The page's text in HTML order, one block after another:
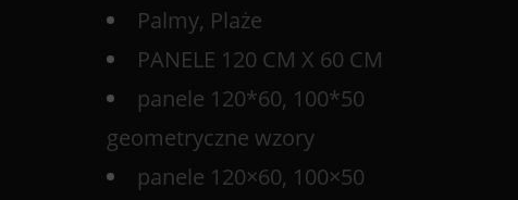
Palmy, Plaże
PANELE 120 CM X 60 CM
panele 120*60, 100*50
geometryczne wzory
panele 120×60, 100×50